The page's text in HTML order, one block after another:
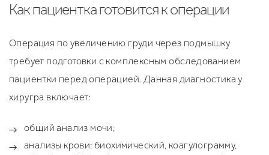
Как пациентка готовится к операции
Операция по увеличению груди через подмышку
требует подготовки с комплексным обследованием
пациентки перед операцией. Данная диагностика у
хиругра включает:
общий анализ мочи;
анализы крови: биохимический, коагулограмму,